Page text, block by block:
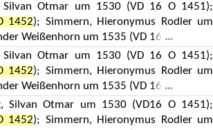
Silvan Otmar um 1530 (VD 16 O 1451);
1452); Simmern, Hieronymus Rodler um
Weißenhorn um 1535 (VD 16
Silvan Otmar um 1530 (VD 16 O 1451);
1452); Simmern, Hieronymus Rodler um
Weißenhorn um 1535 (VD 16
Silvan Otmar um 1530 (VD16 O 1451);
1452); Simmern, Hieronymus Rodler um